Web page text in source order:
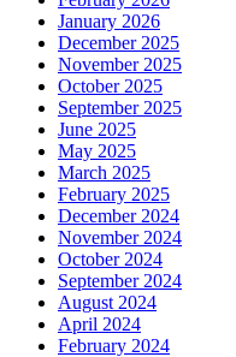
January 2026
December 2025
November 2025
October 2025
September 2025
June 2025
May 2025
March 2025
February 2025
December 2024
November 2024
October 2024
September 2024
August 2024
April 2024
February 2024